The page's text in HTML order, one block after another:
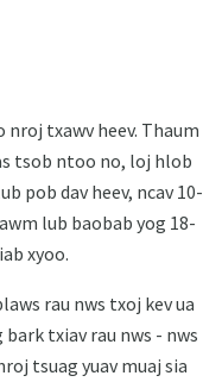
nroj txawv heev. Thaum
tsob ntoo no, loj hlob
pob dav heev, ncav 10-
lub baobab yog 18-
xyoo.
rau nws txoj kev ua
txiav rau nws - nws
tsuag yuav muaj sia